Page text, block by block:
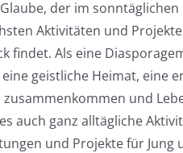
der im
Aktivitäten und
findet. Als eine
geistliche Heimat, eine
und
auch ganz alltägliche
und Projekte für Jung